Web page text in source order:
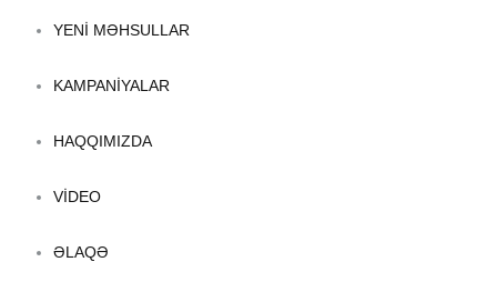
YENI MƏHSULLAR
KAMPANIYALAR
HAQQIMIZDA
VIDEO
ƏLAQƏ